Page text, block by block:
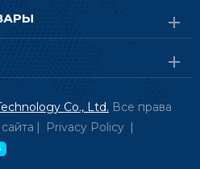
Co., Ltd. Все права
| Privacy Policy |